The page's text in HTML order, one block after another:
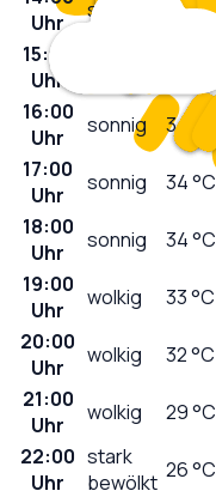
Uhr
sonnig 32°C
15:00
Uhr
16:00
Uhr
sonnig 34
17:00
Uhr
sonnig 34°C
18:00
Uhr
sonnig 34°C
19:00
Uhr
wolkig 33°C
20:00
Uhr
wolkig 32°C
21:00
Uhr
wolkig 29°C
22:00
Uhr
stark
bewölkt 26°C